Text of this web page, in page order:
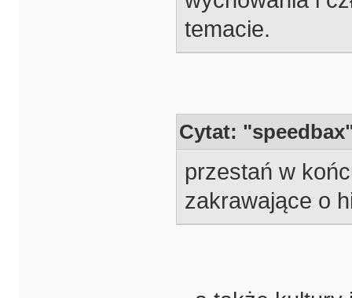
temacie.
Cytat:
przestań w
zakrawające o